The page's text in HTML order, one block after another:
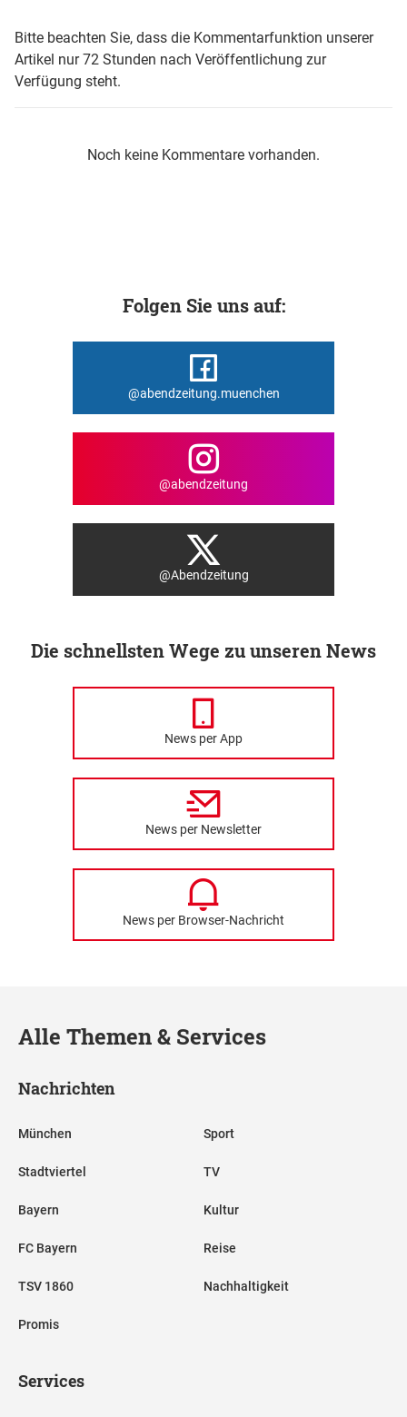
Bitte beachten Sie, dass die Kommentarfunktion unserer
Artikel nur 72 Stunden nach Veröffentlichung zur
Verfügung steht.
Noch keine Kommentare vorhanden.
Folgen Sie uns auf:
@abendzeitung.muenchen
@abendzeitung
@Abendzeitung
Die schnellsten Wege zu unseren News
News per App
News per Newsletter
News per Browser-Nachricht
Alle Themen & Services
Nachrichten
München
Stadtviertel
Bayern
FC Bayern
TSV 1860
Promis
Sport
TV
Kultur
Reise
Nachhaltigkeit
Services